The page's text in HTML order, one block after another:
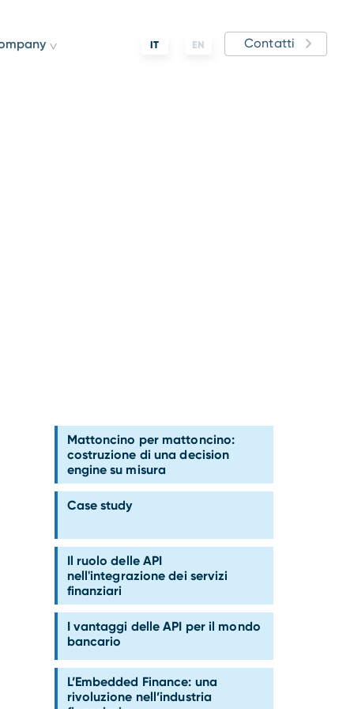
IT EN Contatti
Mattoncino per mattoncino:
costruzione di una decision
engine su misura
Case study
Il ruolo delle API
nell'integrazione dei servizi
finanziari
I vantaggi delle API per il mondo
bancario
L’Embedded Finance: una
rivoluzione nell’industria